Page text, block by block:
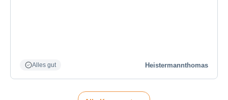
Alles gut Heistermannthomas